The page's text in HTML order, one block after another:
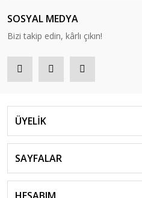
SOSYAL MEDYA
Bizi takip edin, kârlı çıkın!
ÜYELİK
SAYFALAR